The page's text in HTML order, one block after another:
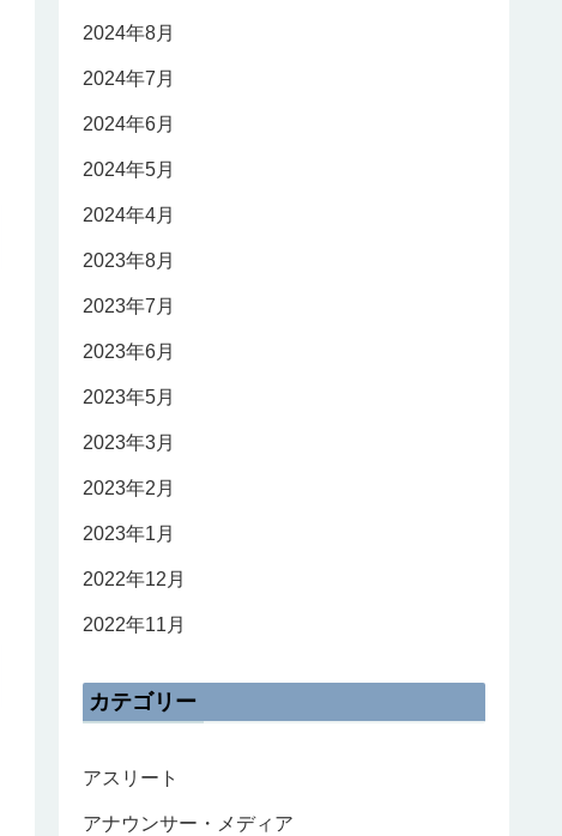
2024年8月
2024年7月
2024年6月
2024年5月
2024年4月
2023年8月
2023年7月
2023年6月
2023年5月
2023年3月
2023年2月
2023年1月
2022年12月
2022年11月
カテゴリー
アスリート
アナウンサー・メディア